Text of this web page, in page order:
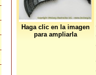
Haga clic en la imagen
para ampliarla